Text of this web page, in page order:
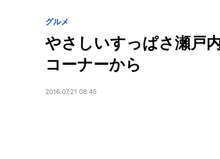
グルメ
やさしいすっぱさ瀬戸
コーナーから
2016.07.21 08:45